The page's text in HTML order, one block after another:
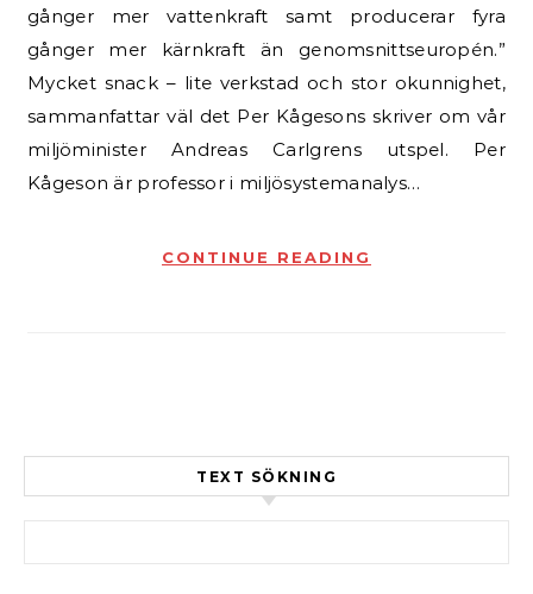
gånger mer vattenkraft samt producerar fyra
gånger mer kärnkraft än genomsnittseuropén.”
Mycket snack – lite verkstad och stor okunnighet,
sammanfattar väl det Per Kågesons skriver om vår
miljöminister Andreas Carlgrens utspel. Per
Kågeson är professor i miljösystemanalys…
CONTINUE READING
TEXT SÖKNING